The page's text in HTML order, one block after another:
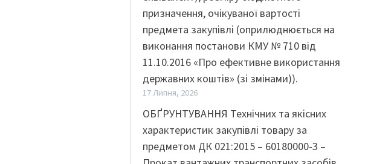
призначення, очікуваної вартості
предмета закупівлі (оприлюднюється на
виконання постанови КМУ № 710 від
11.10.2016 «Про ефективне використання
державних коштів» (зі змінами)).
17 Липня, 2026
ОБҐРУНТУВАННЯ Технічних та якісних
характеристик закупівлі товару за
предметом ДК 021:2015 – 60180000-3 –